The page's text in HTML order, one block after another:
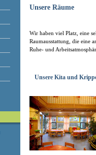
Unsere Räume
Wir haben viel Platz, eine
Raumausstattung, die eine
Ruhe- und
Unsere Kita und